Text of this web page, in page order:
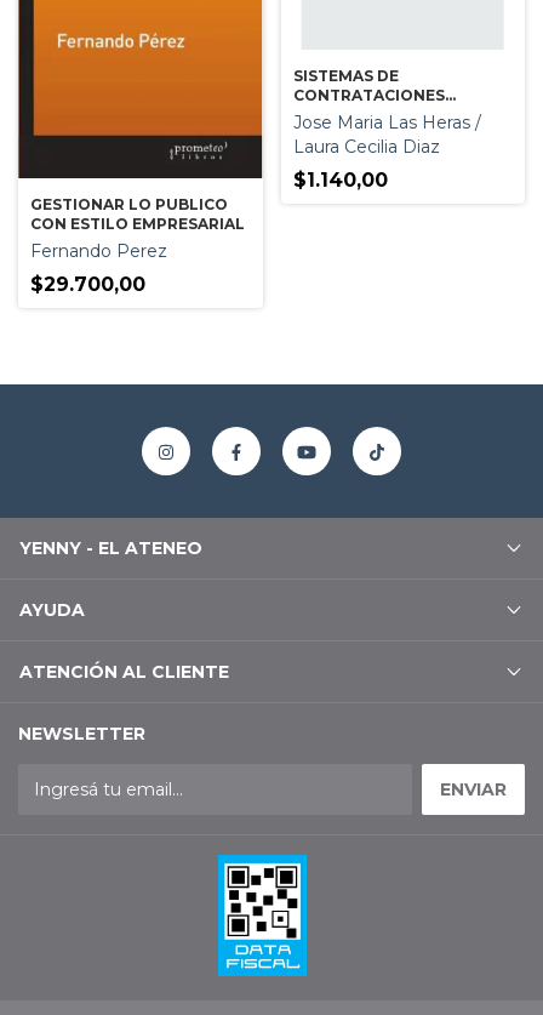
GESTIONAR LO PUBLICO
CON ESTILO EMPRESARIAL
Fernando Perez
$29.700,00
SISTEMAS DE
CONTRATACIONES
ESTATALES
Jose Maria Las Heras /
Laura Cecilia Diaz
$1.140,00
YENNY - EL ATENEO
AYUDA
ATENCIÓN AL CLIENTE
NEWSLETTER